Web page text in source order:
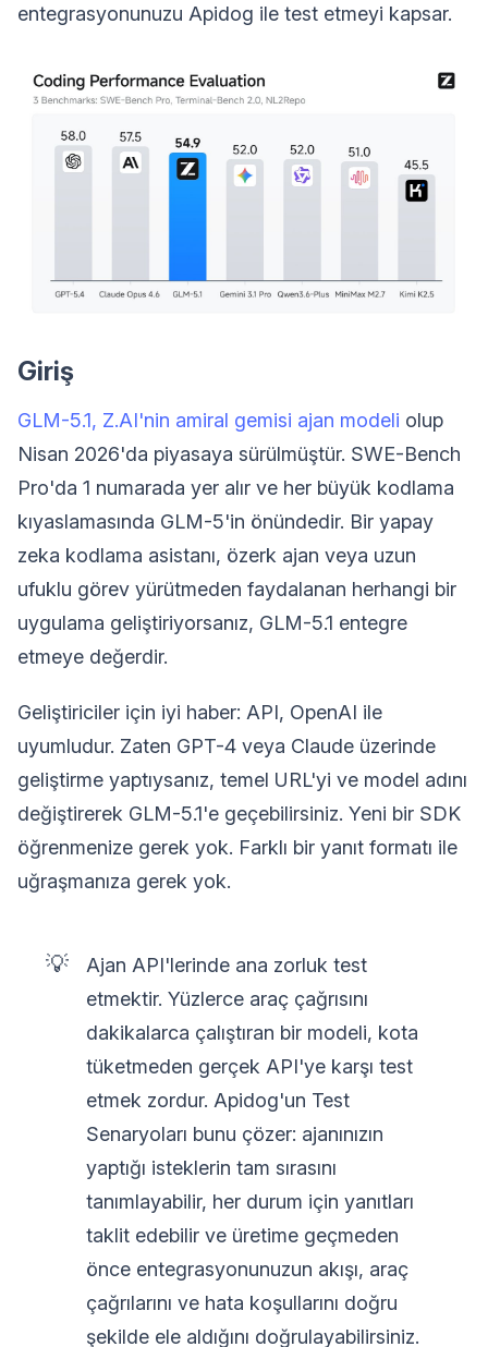
entegrasyonunuzu Apidog ile test etmeyi kapsar.
Giriş
GLM-5.1, Z.AI'nin amiral gemisi ajan modeli olup
Nisan 2026'da piyasaya sürülmüştür. SWE-Bench
Pro'da 1 numarada yer alır ve her büyük kodlama
kıyaslamasında GLM-5'in önündedir. Bir yapay
zeka kodlama asistanı, özerk ajan veya uzun
ufuklu görev yürütmeden faydalanan herhangi bir
uygulama geliştiriyorsanız, GLM-5.1 entegre
etmeye değerdir.
Geliştiriciler için iyi haber: API, OpenAI ile
uyumludur. Zaten GPT-4 veya Claude üzerinde
geliştirme yaptıysanız, temel URL'yi ve model adını
değiştirerek GLM-5.1'e geçebilirsiniz. Yeni bir SDK
öğrenmenize gerek yok. Farklı bir yanıt formatı ile
uğraşmanıza gerek yok.
💡
Ajan API'lerinde ana zorluk test
etmektir. Yüzlerce araç çağrısını
dakikalarca çalıştıran bir modeli, kota
tüketmeden gerçek API'ye karşı test
etmek zordur. Apidog'un Test
Senaryoları bunu çözer: ajanınızın
yaptığı isteklerin tam sırasını
tanımlayabilir, her durum için yanıtları
taklit edebilir ve üretime geçmeden
önce entegrasyonunuzun akışı, araç
çağrılarını ve hata koşullarını doğru
şekilde ele aldığını doğrulayabilirsiniz.